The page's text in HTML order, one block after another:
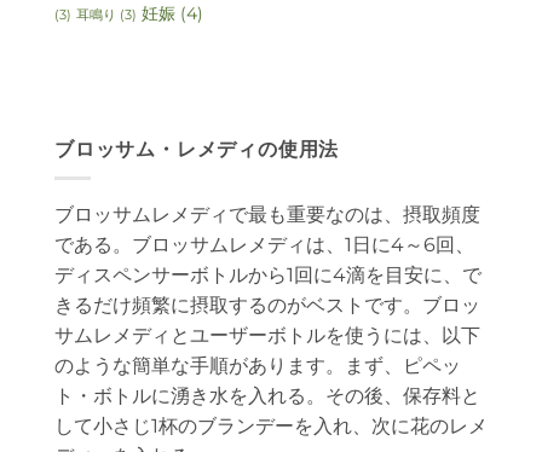
(3) 耳鳴り (3) 妊娠 (4)
ブロッサム・レメディの使用法
ブロッサムレメディで最も重要なのは、摂取頻度
である。ブロッサムレメディは、1日に4～6回、
ディスペンサーボトルから1回に4滴を目安に、で
きるだけ頻繁に摂取するのがベストです。ブロッ
サムレメディとユーザーボトルを使うには、以下
のような簡単な手順があります。まず、ピペッ
ト・ボトルに湧き水を入れる。その後、保存料と
して小さじ1杯のブランデーを入れ、次に花のレメ